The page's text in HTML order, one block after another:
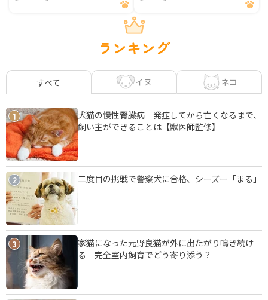
ランキング
すべて イヌ ネコ
1
犬猫の慢性腎臓病 発症してから亡くなるまで、
飼い主ができることは【獣医師監修】
2 二度目の挑戦で警察犬に合格、シーズー「まる」
3
家猫になった元野良猫が外に出たがり鳴き続け
る 完全室内飼育でどう寄り添う？